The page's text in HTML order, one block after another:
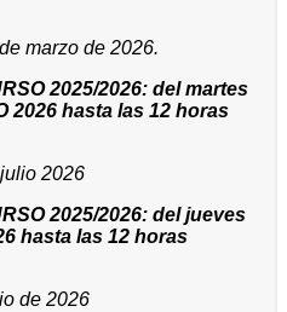
marzo de 2026.
2025/2026: del martes
2026 hasta las 12 horas
2026
2025/2026: del jueves
hasta las 12 horas
de 2026